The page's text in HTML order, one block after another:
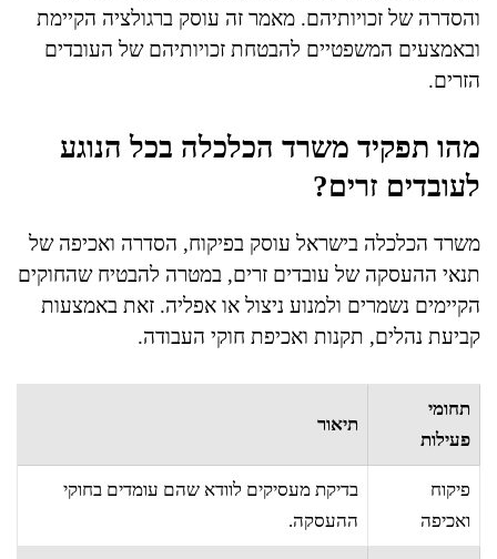
והסדרה של זכויותיהם. מאמר זה עוסק ברגולציה הקיימת
ובאמצעים המשפטיים להבטחת זכויותיהם של העובדים
הזרים.
מהו תפקיד משרד הכלכלה בכל הנוגע
לעובדים זרים?
משרד הכלכלה בישראל עוסק בפיקוח, הסדרה ואכיפה של
תנאי ההעסקה של עובדים זרים, במטרה להבטיח שהחוקים
הקיימים נשמרים ולמנוע ניצול או אפליה. זאת באמצעות
קביעת נהלים, תקנות ואכיפת חוקי העבודה.
תחומי
פעילות
תיאור
פיקוח
ואכיפה
בדיקת מעסיקים לוודא שהם עומדים בחוקי
ההעסקה.